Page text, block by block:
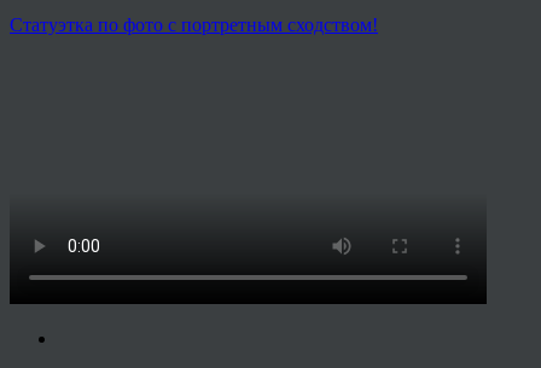
Статуэтка по фото с портретным сходством!